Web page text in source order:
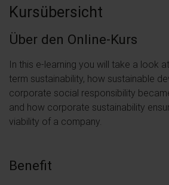
Kursübersicht
Über den Online-Kurs
In this e-learning you will take a look
term sustainability, how sustainable
corporate social responsibility
and how corporate sustainability
viability of a company.
Benefit